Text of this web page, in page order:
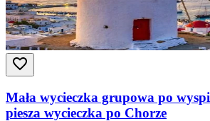
Mała wycieczka grupowa po
piesza wycieczka po Chorze